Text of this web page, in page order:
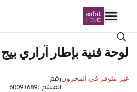
لوحة فنية بإطار آراري بيج 80×80 سم
غير متوفر في المخزونرقم
المنتج :
60093689